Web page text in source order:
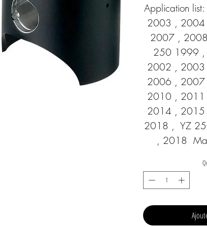
Application
2003 ,
2007 , 2008
250 1999
2002 ,
2006 ,
2010 ,
2014 ,
2018 ,  YZ
, 2018